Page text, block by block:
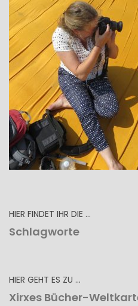
HIER FINDET IHR DIE …
Schlagworte
HIER GEHT ES ZU …
Xirxes Bücher-